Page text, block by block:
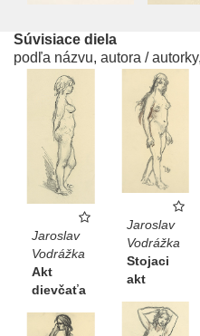
Súvisiace diela
podľa názvu, autora /
Jaroslav
Vodrážka
Akt
dievčaťa
Jaroslav
Vodrážka
Stojaci
akt